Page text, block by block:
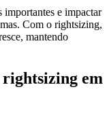
importantes e impactar
Com o rightsizing,
mantendo
rightsizing em